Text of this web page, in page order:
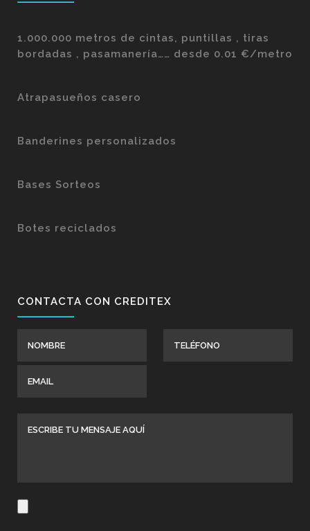
1.000.000 metros de cintas, puntillas , tiras
bordadas , pasamanería…… desde 0.01 €/metro
Atrapasueños casero
Banderines personalizados
Bases Sorteos
Botes reciclados
CONTACTA CON CREDITEX